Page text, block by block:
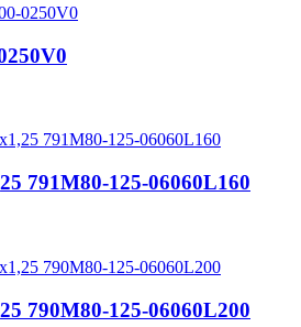
791M80-125-06060L160
790M80-125-06060L200